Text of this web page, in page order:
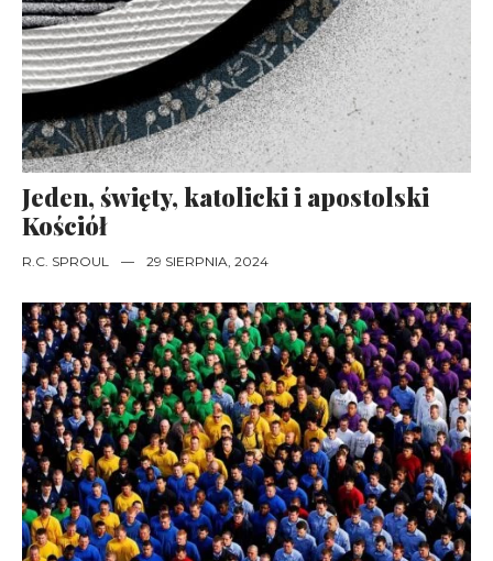
Jeden, święty, katolicki i apostolski
Kościół
R.C. SPROUL — 29 SIERPNIA, 2024